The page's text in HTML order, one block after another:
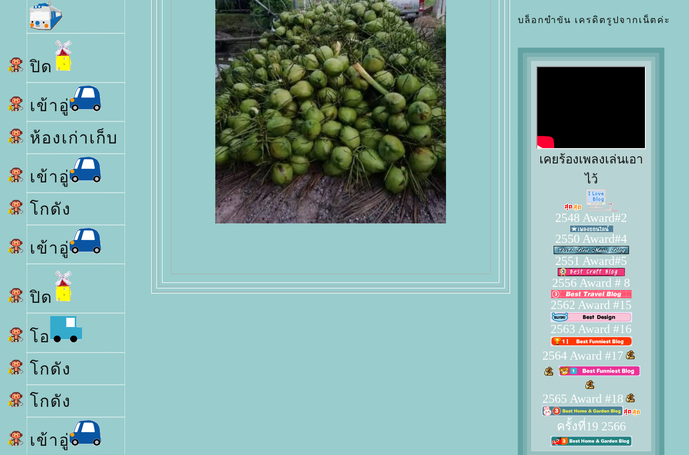
ปิด
เข้าอู่
ห้องเก่าเก็บ
เข้าอู่
กดัง
เข้าอู่
ปิด
อ
กดัง
กดัง
เข้าอู่
บล็อกขำขัน เครดิตรูปจากเน็ตค่ะ
เคยร้องเพลงเล่นเอา
ไว้
2548 Award#2
2550 Award#4
2551 Award#5
2556 Award # 8
2562 Award #15
2563 Award #16
2564 Award #17
2565 Award #18
ครั้งที่19 2566